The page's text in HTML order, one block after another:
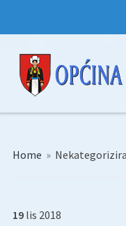
Home »
19 lis 2018